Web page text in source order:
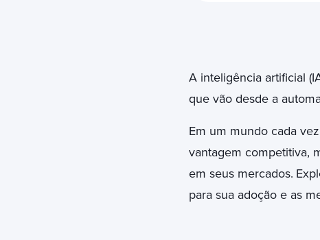
A inteligência artificial
que vão desde a
Em um mundo cada
vantagem competitiva,
em seus mercados.
para sua adoção e as